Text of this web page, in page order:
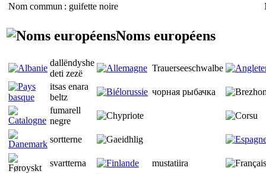
Nom commun : guifette noire
Noms européens
dallëndyshe
deti zezë
Trauerseeschwalbe
itsas enara
beltz
чорная рыбачка
fumarell
negre
sortterne
svartterna
mustatiira